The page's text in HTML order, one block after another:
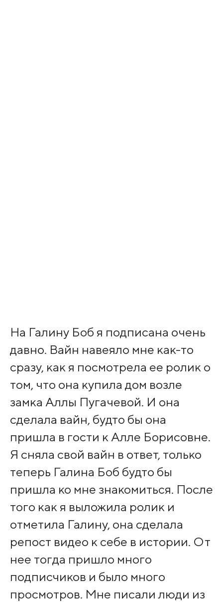
На Галину Боб я подписана очень
давно. Вайн навеяло мне как-то
сразу, как я посмотрела ее ролик о
том, что она купила дом возле
замка Аллы Пугачевой. И она
сделала вайн, будто бы она
пришла в гости к Алле Борисовне.
Я сняла свой вайн в ответ, только
теперь Галина Боб будто бы
пришла ко мне знакомиться. После
того как я выложила ролик и
отметила Галину, она сделала
репост видео к себе в истории. От
нее тогда пришло много
подписчиков и было много
просмотров. Мне писали люди из